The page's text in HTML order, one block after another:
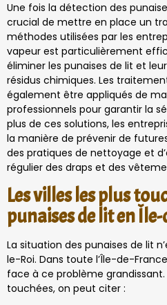
Une fois la détection des
crucial de mettre en place un
méthodes utilisées par les
vapeur est particulièrement
éliminer les punaises de lit et
résidus chimiques. Les
également être appliqués de
professionnels pour garantir la
plus de ces solutions, les
la manière de prévenir de
des pratiques de nettoyage et
régulier des draps et des
Les villes les plus
punaises de lit en
La situation des punaises de lit
le-Roi. Dans toute l’Île-de-
face à ce problème grandissant.
touchées, on peut citer :